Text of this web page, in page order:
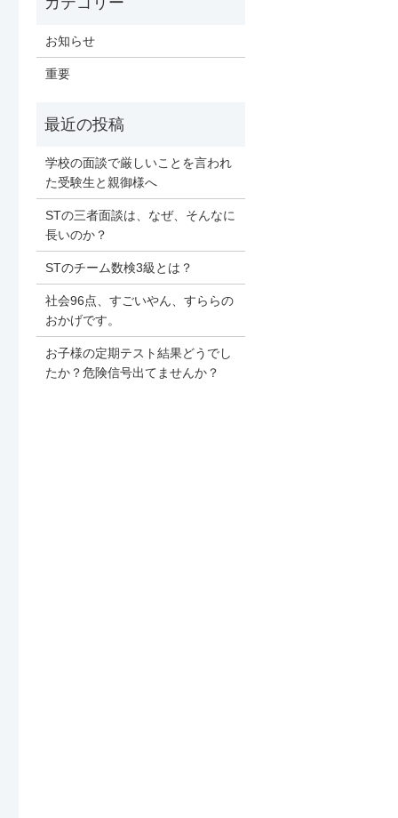
お知らせ
重要
学校の面談で厳しいことを言われ
た受験生と親御様へ
STの三者面談は、なぜ、そんなに
長いのか？
STのチーム数検3級とは？
社会96点、すごいやん、すららの
おかげです。
お子様の定期テスト結果どうでし
たか？危険信号出てませんか？